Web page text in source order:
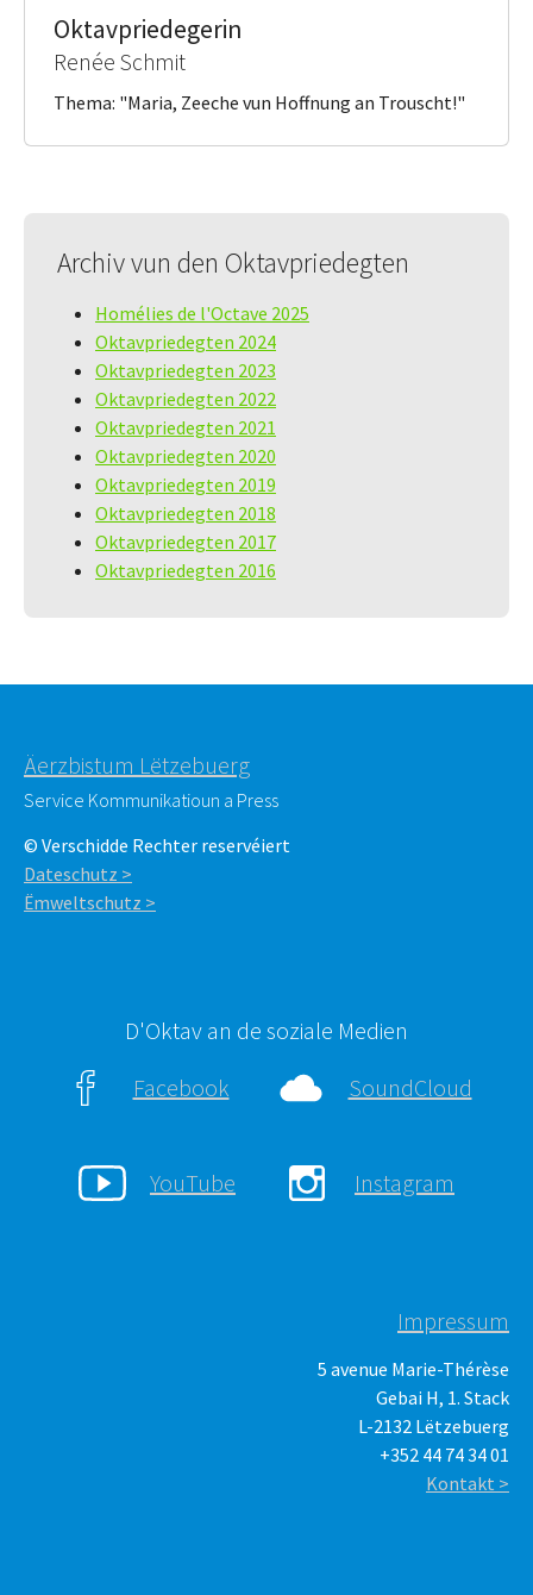
Oktavpriedegerin
Renée Schmit
Thema: "Maria, Zeeche vun Hoffnung an Trouscht!"
Archiv vun den Oktavpriedegten
Homélies de l'Octave 2025
Oktavpriedegten 2024
Oktavpriedegten 2023
Oktavpriedegten 2022
Oktavpriedegten 2021
Oktavpriedegten 2020
Oktavpriedegten 2019
Oktavpriedegten 2018
Oktavpriedegten 2017
Oktavpriedegten 2016
Äerzbistum Lëtzebuerg
Service Kommunikatioun a Press
© Verschidde Rechter reservéiert
Dateschutz >
Ëmweltschutz >
D'Oktav an de soziale Medien
Facebook
SoundCloud
YouTube Instagram
Impressum
5 avenue Marie-Thérèse
Gebai H, 1. Stack
L-2132 Lëtzebuerg
+352 44 74 34 01
Kontakt >